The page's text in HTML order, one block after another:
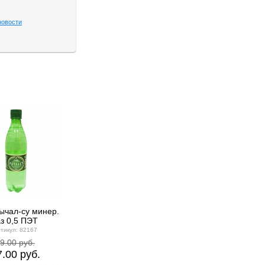
су минер.
0,5 ПЭТ
82167
руб.
руб.